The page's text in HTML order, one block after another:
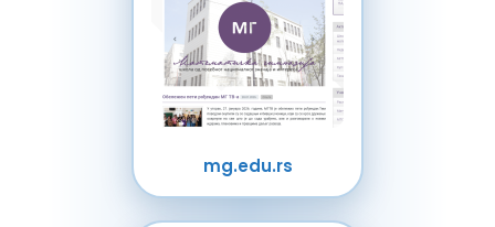
mg.edu.rs